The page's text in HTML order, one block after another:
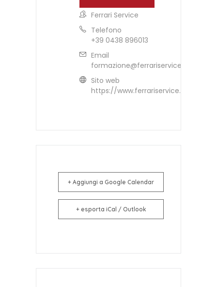
Ferrari Service
Telefono
+39 0438 896013
Email
formazione@ferrariservice.it
Sito web
https://www.ferrariservice.it
+ Aggiungi a Google Calendar
+ esporta iCal / Outlook